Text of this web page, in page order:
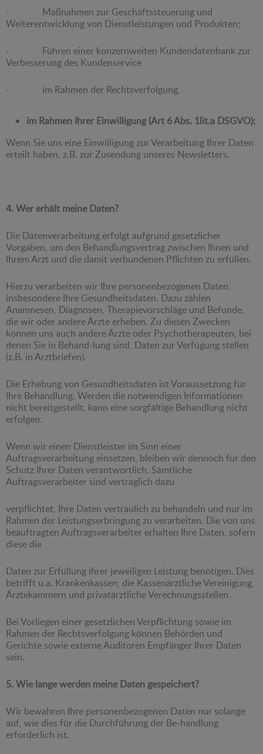
- Maßnahmen zur Geschäftssteuerung und
Weiterentwicklung von Dienstleistungen und Produkten;
- Führen einer konzernweiten Kundendatenbank zur
Verbesserung des Kundenservice
- im Rahmen der Rechtsverfolgung.
im Rahmen Ihrer Einwilligung (Art 6 Abs. 1lit.a DSGVO):
Wenn Sie uns eine Einwilligung zur Verarbeitung Ihrer Daten
erteilt haben, z.B. zur Zusendung unseres Newsletters.
4. Wer erhält meine Daten?
Die Datenverarbeitung erfolgt aufgrund gesetzlicher
Vorgaben, um den Behandlungsvertrag zwischen Ihnen und
Ihrem Arzt und die damit verbundenen Pflichten zu erfüllen.
Hierzu verarbeiten wir Ihre personenbezogenen Daten,
insbesondere Ihre Gesundheitsdaten. Dazu zählen
Anamnesen, Diagnosen, Therapievorschläge und Befunde,
die wir oder andere Ärzte erheben. Zu diesen Zwecken
können uns auch andere Ärzte oder Psychotherapeuten, bei
denen Sie in Behand-lung sind, Daten zur Verfügung stellen
(z.B. in Arztbriefen).
Die Erhebung von Gesundheitsdaten ist Voraussetzung für
Ihre Behandlung. Werden die notwendigen Informationen
nicht bereitgestellt, kann eine sorgfältige Behandlung nicht
erfolgen.
Wenn wir einen Dienstleister im Sinn einer
Auftragsverarbeitung einsetzen, bleiben wir dennoch für den
Schutz Ihrer Daten verantwortlich. Sämtliche
Auftragsverarbeiter sind vertraglich dazu
verpflichtet, Ihre Daten vertraulich zu behandeln und nur im
Rahmen der Leistungserbringung zu verarbeiten. Die von uns
beauftragten Auftragsverarbeiter erhalten Ihre Daten, sofern
diese die
Daten zur Erfüllung ihrer jeweiligen Leistung benötigen. Dies
betrifft u.a. Krankenkassen, die Kassenärztliche Vereinigung,
Ärztekammern und privatärztliche Verechnungsstellen.
Bei Vorliegen einer gesetzlichen Verpflichtung sowie im
Rahmen der Rechtsverfolgung können Behörden und
Gerichte sowie externe Auditoren Empfänger Ihrer Daten
sein.
5. Wie lange werden meine Daten gespeichert?
Wir bewahren Ihre personenbezogenen Daten nur solange
auf, wie dies für die Durchführung der Be-handlung
erforderlich ist.